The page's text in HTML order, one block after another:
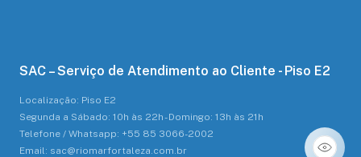
SAC – Serviço de Atendimento ao Cliente - Piso E2
Localização: Piso E2
Segunda a Sábado: 10h às 22h - Domingo: 13h às 21h
Telefone / Whatsapp: +55 85 3066-2002
Email: sac@riomarfortaleza.com.br